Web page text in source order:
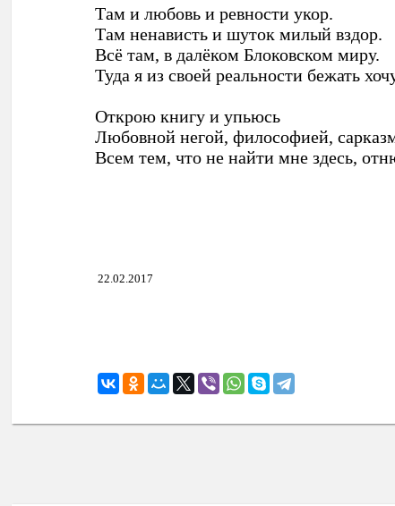
Там и любовь и ревности укор.
Там ненависть и шуток милый вздор.
Всё там, в далёком Блоковском миру.
Туда я из своей реальности бежать
Открою книгу и упьюсь
Любовной негой, философией,
Всем тем, что не найти мне здесь,
22.02.2017